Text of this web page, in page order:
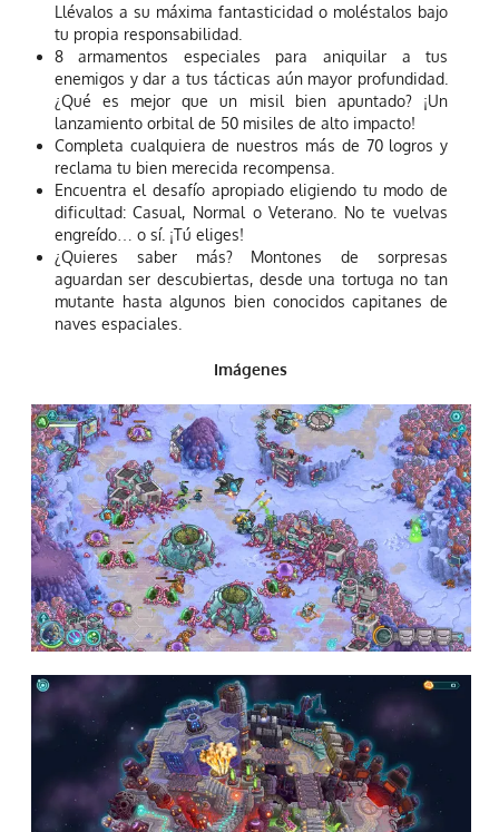
Llévalos a su máxima fantasticidad o moléstalos bajo
tu propia responsabilidad.
8 armamentos especiales para aniquilar a tus
enemigos y dar a tus tácticas aún mayor profundidad.
¿Qué es mejor que un misil bien apuntado? ¡Un
lanzamiento orbital de 50 misiles de alto impacto!
Completa cualquiera de nuestros más de 70 logros y
reclama tu bien merecida recompensa.
Encuentra el desafío apropiado eligiendo tu modo de
dificultad: Casual, Normal o Veterano. No te vuelvas
engreído… o sí. ¡Tú eliges!
¿Quieres saber más? Montones de sorpresas
aguardan ser descubiertas, desde una tortuga no tan
mutante hasta algunos bien conocidos capitanes de
naves espaciales.
Imágenes